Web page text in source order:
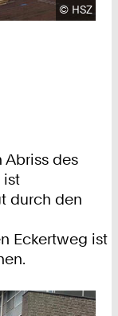
© HSZ
Abriss des
ist
durch den
Eckertweg ist